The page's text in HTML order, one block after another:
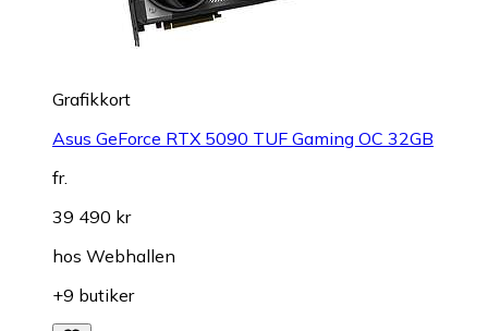
Grafikkort
Asus GeForce RTX 5090 TUF Gaming OC 32GB
fr.
39 490 kr
hos Webhallen
+9 butiker